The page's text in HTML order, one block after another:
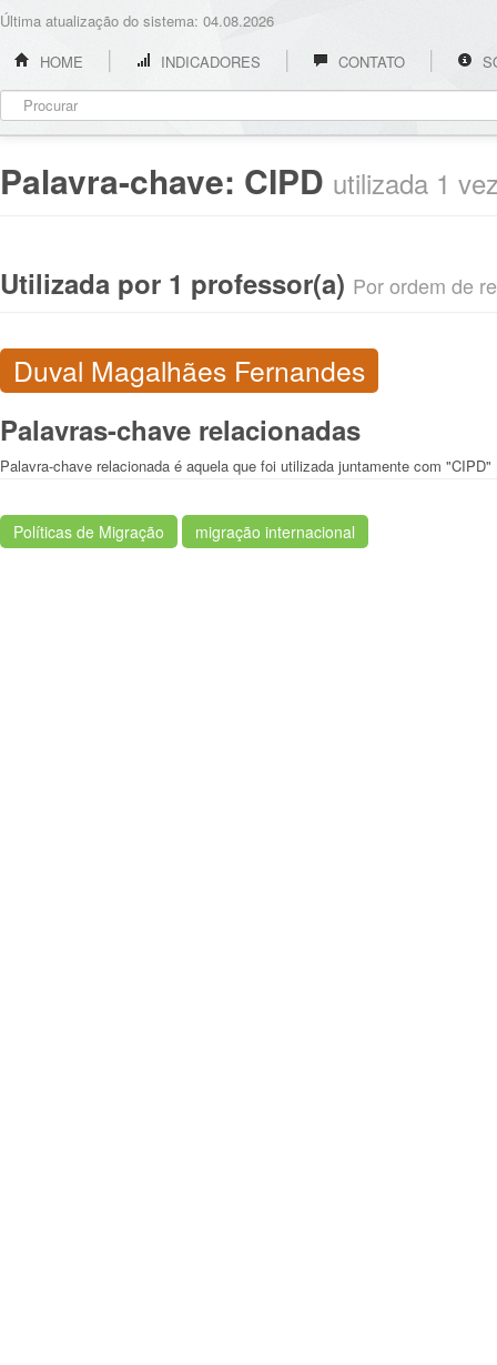
Última atualização do sistema: 04.08.2026
HOME
INDICADORES CONTATO
Palavra-chave: CIPD utilizada 1
Utilizada por 1 professor(a) Por ordem de
Duval Magalhães Fernandes
Palavras-chave relacionadas
Palavra-chave relacionada é aquela que foi utilizada juntamente com "CIPD"
Políticas de Migração migração internacional